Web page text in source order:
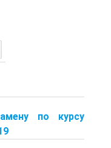
по курсу